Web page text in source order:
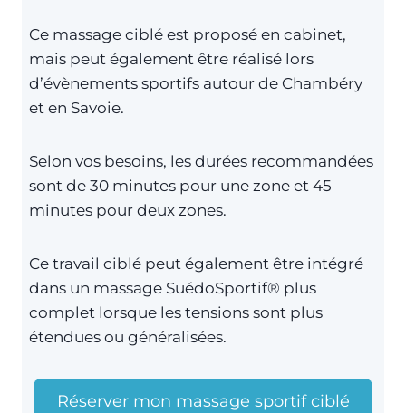
Ce massage ciblé est proposé en cabinet,
mais peut également être réalisé lors
d’évènements sportifs autour de Chambéry
et en Savoie.
Selon vos besoins, les durées recommandées
sont de 30 minutes pour une zone et 45
minutes pour deux zones.
Ce travail ciblé peut également être intégré
dans un massage SuédoSportif® plus
complet lorsque les tensions sont plus
étendues ou généralisées.
Réserver mon massage sportif ciblé